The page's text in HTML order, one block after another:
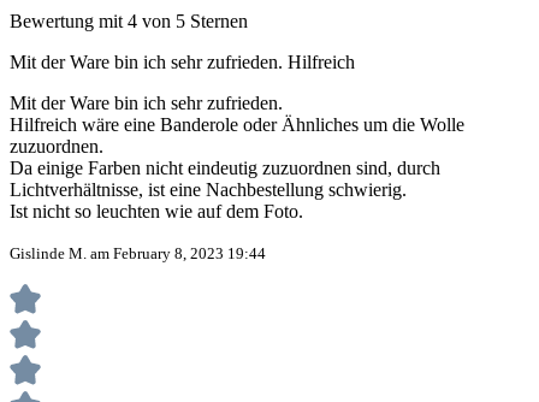
Bewertung mit 4 von 5 Sternen
Mit der Ware bin ich sehr zufrieden. Hilfreich
Mit der Ware bin ich sehr zufrieden.
Hilfreich wäre eine Banderole oder Ähnliches um die Wolle
zuzuordnen.
Da einige Farben nicht eindeutig zuzuordnen sind, durch
Lichtverhältnisse, ist eine Nachbestellung schwierig.
Ist nicht so leuchten wie auf dem Foto.
Gislinde M. am February 8, 2023 19:44